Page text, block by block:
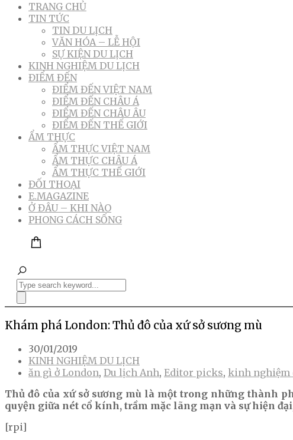
TRANG CHỦ
TIN TỨC
TIN DU LỊCH
VĂN HÓA – LỄ HỘI
SỰ KIỆN DU LỊCH
KINH NGHIỆM DU LỊCH
ĐIỂM ĐẾN
ĐIỂM ĐẾN VIỆT NAM
ĐIỂM ĐẾN CHÂU Á
ĐIỂM ĐẾN CHÂU ÂU
ĐIỂM ĐẾN THẾ GIỚI
ẨM THỰC
ẨM THỰC VIỆT NAM
ẨM THỰC CHÂU Á
ẨM THỰC THẾ GIỚI
ĐỐI THOẠI
E.MAGAZINE
Ở ĐÂU – KHI NÀO
PHONG CÁCH SỐNG
Khám phá London: Thủ đô của xứ sở sương mù
30/01/2019
KINH NGHIỆM DU LỊCH
ăn gì ở London, Du lịch Anh, Editor picks, kinh nghiệm
Thủ đô của xứ sở sương mù là một trong những thành
quyện giữa nét cổ kính, trầm mặc lãng mạn và sự hiện
[rpi]